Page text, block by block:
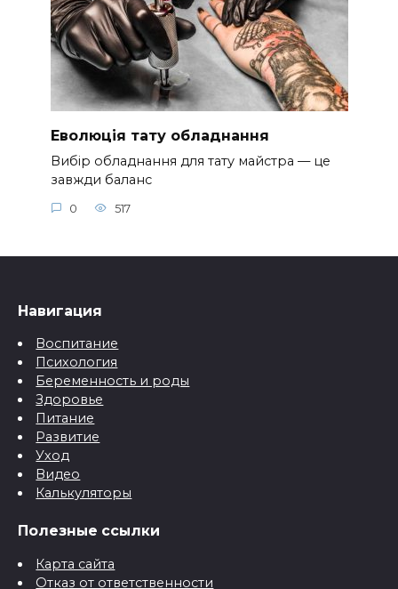
Еволюція тату обладнання
Вибір обладнання для тату майстра — це
завжди баланс
0 517
Навигация
Воспитание
Психология
Беременность и роды
Здоровье
Питание
Развитие
Уход
Видео
Калькуляторы
Полезные ссылки
Карта сайта
Отказ от ответственности